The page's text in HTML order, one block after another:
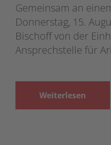
Gemeinsam an
Donnerstag, 15.
Bischoff von der
Ansprechstelle für
Weiterlesen